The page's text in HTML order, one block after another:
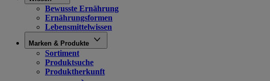
Bewusste Ernährung
Ernährungsformen
Lebensmittelwissen
Marken & Produkte
Sortiment
Produktsuche
Produktherkunft